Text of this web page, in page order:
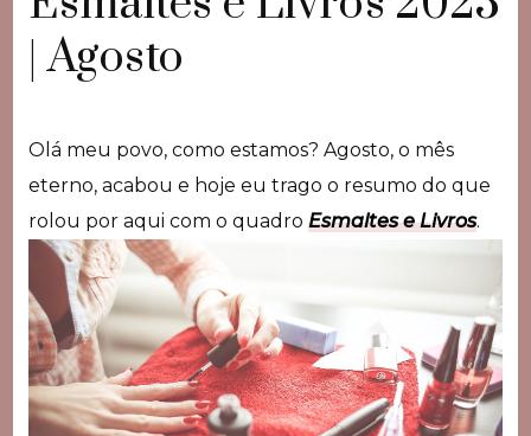
| Agosto
Olá meu povo, como estamos? Agosto, o mês
eterno, acabou e hoje eu trago o resumo do que
rolou por aqui com o quadro Esmaltes e Livros.